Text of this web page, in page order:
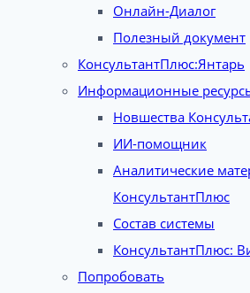
Онлайн-Диалог
Полезный документ
КонсультантПлюс:Янтарь
Информационные
Новшества
ИИ-помощник
Аналитические
КонсультантПлюс
Состав системы
КонсультантПлюс:
Попробовать